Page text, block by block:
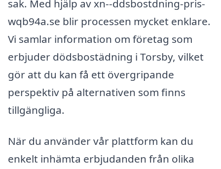
sak. Med hjälp av xn--ddsbostdning-pris-
wqb94a.se blir processen mycket enklare.
Vi samlar information om företag som
erbjuder dödsbostädning i Torsby, vilket
gör att du kan få ett övergripande
perspektiv på alternativen som finns
tillgängliga.
När du använder vår plattform kan du
enkelt inhämta erbjudanden från olika